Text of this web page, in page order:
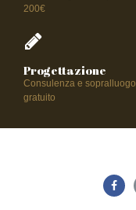
200€
Progettazione
Consulenza e sopralluogo
gratuito